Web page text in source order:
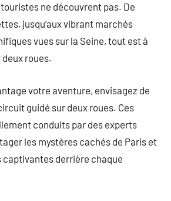
ne découvrent pas. De
jusqu’aux vibrant marchés
vues sur la Seine, tout est à
roues.
votre aventure, envisagez de
guidé sur deux roues. Ces
conduits par des experts
les mystères cachés de Paris et
captivantes derrière chaque